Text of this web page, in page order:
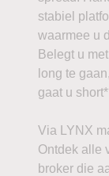
stabiel
waarmee u
Belegt u
long te
gaat u
Via LYNX
Ontdek alle
broker die